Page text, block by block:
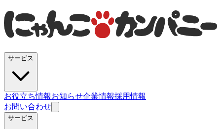
サービス
お役立ち情報お知らせ企業情報採用情報
お問い合わせ
サービス